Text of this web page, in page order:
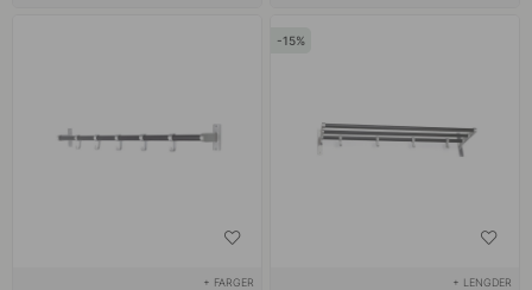
+ FARGER
15
+ LENGDER